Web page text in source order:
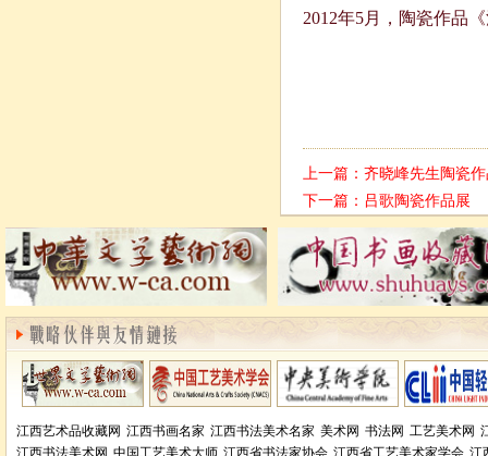
2012年5月，陶瓷作品
上一篇： 齐晓峰先生陶瓷
下一篇： 吕歌陶瓷作品展
江西艺术品收藏网 江西书画名家 江西书法美术名家 美术网 书法网 工艺美术网
江西书法美术网 中国工艺美术大师 江西省书法家协会 江西省工艺美术家学会 江